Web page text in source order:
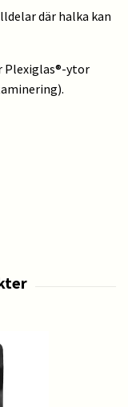
där halka kan
Plexiglas®-ytor